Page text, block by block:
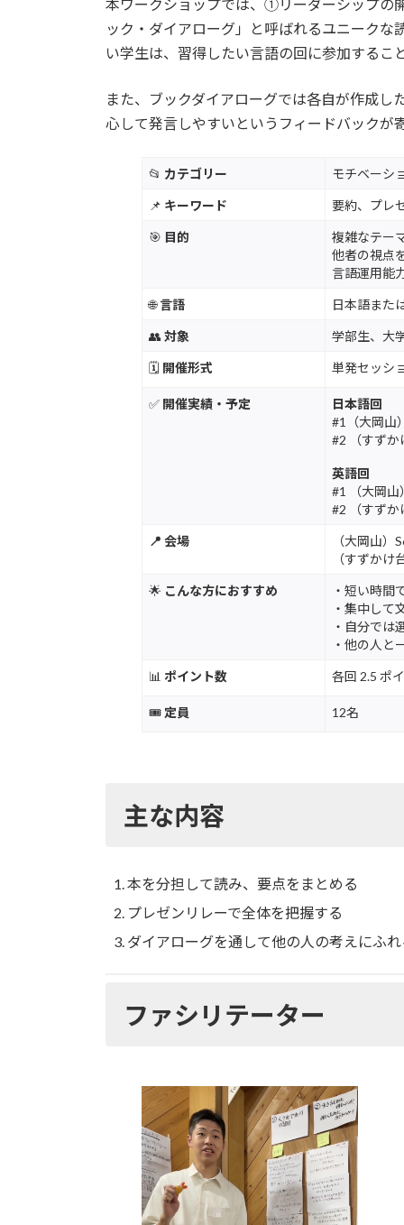
本ワークショップでは、①リーダーシップの
ック・ダイアローグ」と呼ばれるユニーク
い学生は、習得したい言語の回に参加するこ
また、ブックダイアローグでは各自が作成
心して発言しやすいというフィードバックが
📂 カテゴリー モチベーシ
📌 キーワード 要約、プレ
🎯 目的
複雑なテー
他者の視点
言語運用能
🌐言語 日本語また
👥対象 学部生、大
🗓 開催形式 単発セッシ
✅ 開催実績・予定
日本語回
#1（大岡山
#2 （すず
英語回
#1 （大岡
#2 （すず
📍 会場
（大岡山）
（すずか
🌟 こんな方におすすめ
・短い時間
・集中して
・自分では
・他の人と
📊 ポイント数 各回 2.5 ポ
🎟️ 定員 12名
主な内容
本を分担して読み、要点をまとめる
プレゼンリレーで全体を把握する
ダイアローグを通して他の人の考えにふ
ファシリテーター